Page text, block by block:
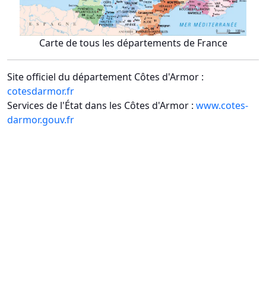
Carte de tous les départements de France
Site officiel du département Côtes d'Armor :
cotesdarmor.fr
Services de l'État dans les Côtes d'Armor : www.cotes-
darmor.gouv.fr